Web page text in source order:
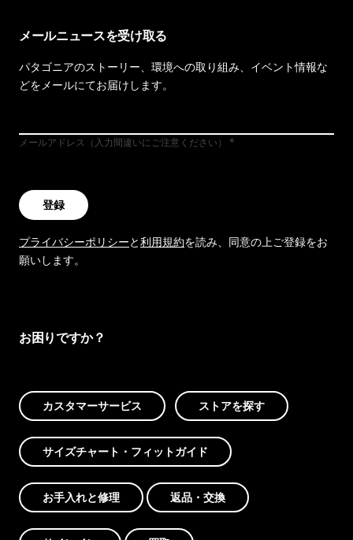
メールニュースを受け取る
パタゴニアのストーリー、環境への取り組み、イベント情報な
どをメールにてお届けします。
メールアドレス（入力間違いにご注意ください）
登録
プライバシーポリシーと利用規約を読み、同意の上ご登録をお
願いします。
お困りですか？
カスタマーサービス ストアを探す
サイズチャート・フィットガイド
お手入れと修理 返品・交換